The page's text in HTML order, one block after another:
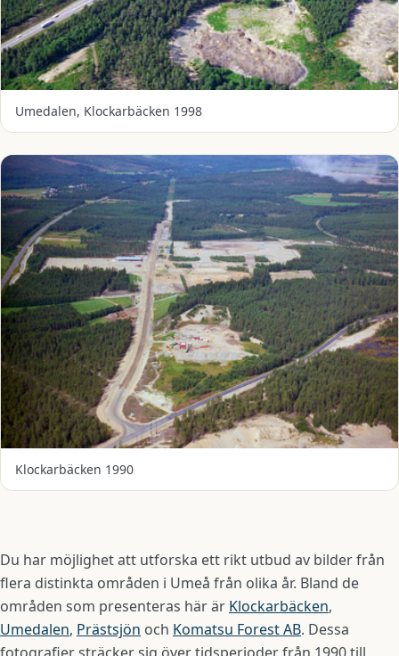
Umedalen, Klockarbäcken 1998
Klockarbäcken 1990
Du har möjlighet att utforska ett rikt utbud av bilder från
flera distinkta områden i Umeå från olika år. Bland de
områden som presenteras här är Klockarbäcken,
Umedalen, Prästsjön och Komatsu Forest AB. Dessa